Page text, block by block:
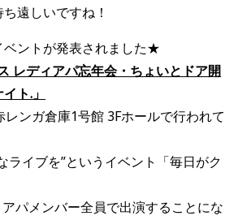
遠しいですね！
ベントが発表されました★
レディアパ忘年会・ちょいとドア開
ト. 」
レンガ倉庫1号館 3Fホールで行われて
ライブを”というイベント「毎日がク
パメンバー全員で出演することにな